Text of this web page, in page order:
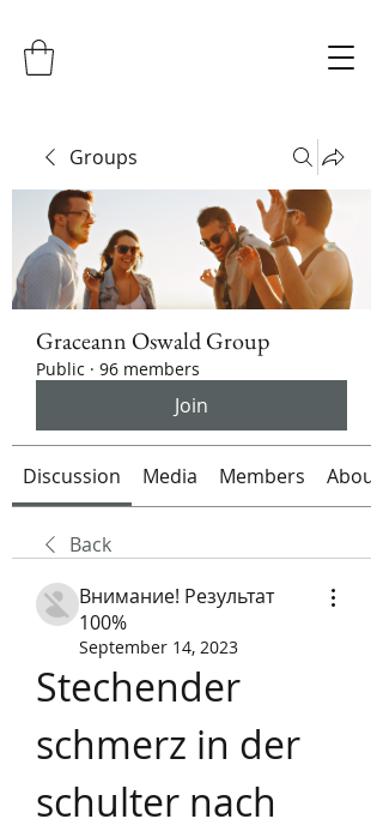
Groups
Graceann Oswald Group
Public · 96 members
Join
Discussion Media Members About
Back
Внимание! Результат
100%
September 14, 2023
Stechender
schmerz in der
schulter nach